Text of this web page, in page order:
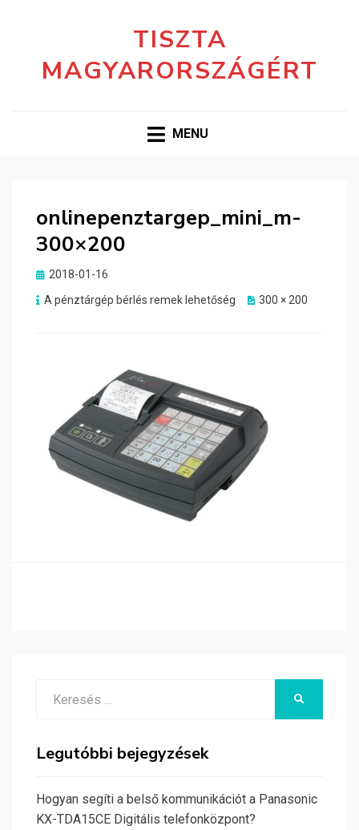
TISZTA
MAGYARORSZÁGÉRT
MENU
onlinepenztargep_mini_m-
300×200
Posted
2018-01-16
A pénztárgép bérlés remek lehetőség
300 × 200
Legutóbbi bejegyzések
Hogyan segíti a belső kommunikációt a Panasonic
KX-TDA15CE Digitális telefonközpont?